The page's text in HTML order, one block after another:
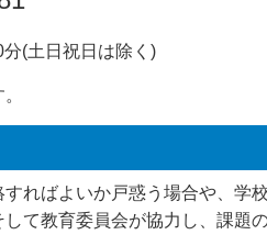
(土日祝日は除く)
すればよいか戸惑う場合や、
して教育委員会が協力し、課